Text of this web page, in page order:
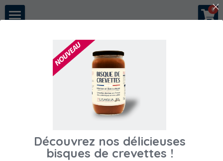
0
Notre histoire
Espace pros
Précédent
×
LES CATÉGORIES DE LA BOUTIQUE
Toutes les catégories
Découvrez nos délicieuses
bisques de crevettes​ !